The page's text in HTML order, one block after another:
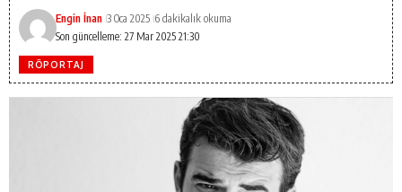
Son güncelleme: 27 Mar 2025 21:30
Engin İnan 3 Oca 2025 6 dakikalık okuma
RÖPORTAJ